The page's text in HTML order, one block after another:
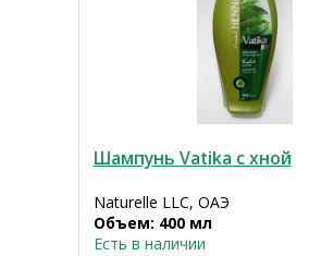
Шампунь Vatika с хной
Naturelle LLC, ОАЭ
Объем: 400 мл
Есть в наличии